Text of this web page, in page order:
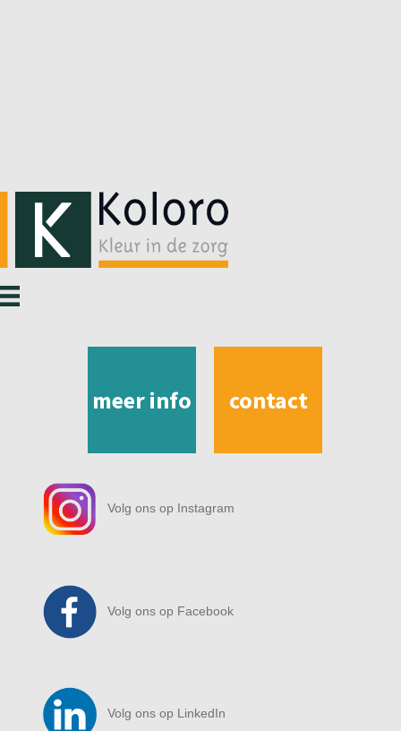
meer info contact
Volg ons op Instagram
Volg ons op Facebook
Volg ons op LinkedIn